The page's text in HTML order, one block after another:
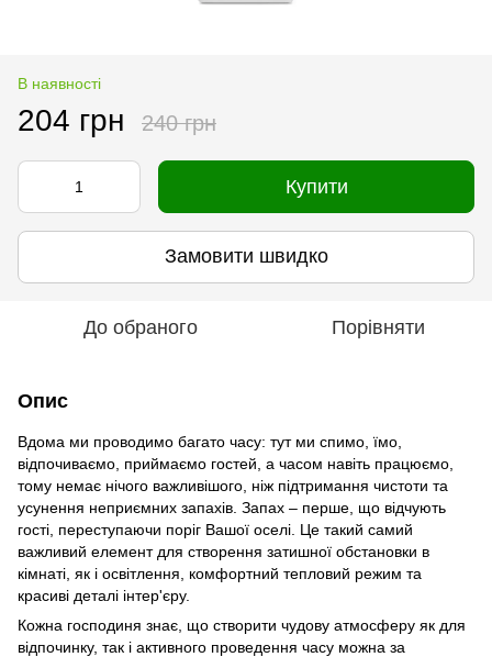
В наявності
204 грн 240 грн
Купити
Замовити швидко
До обраного Порівняти
Опис
Вдома ми проводимо багато часу: тут ми спимо, їмо,
відпочиваємо, приймаємо гостей, а часом навіть працюємо,
тому немає нічого важливішого, ніж підтримання чистоти та
усунення неприємних запахів. Запах – перше, що відчують
гості, переступаючи поріг Вашої оселі. Це такий самий
важливий елемент для створення затишної обстановки в
кімнаті, як і освітлення, комфортний тепловий режим та
красиві деталі інтер'єру.
Кожна господиня знає, що створити чудову атмосферу як для
відпочинку, так і активного проведення часу можна за